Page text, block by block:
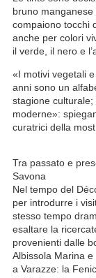
bruno
compaiono tocchi
anche per colori
il verde, il nero e
«I motivi vegetali
anni sono un
stagione
moderne»:
curatrici della
Tra passato e
Savona
Nel tempo del
per introdurre i
stesso tempo
esaltare la
provenienti dalle
Albissola Marina
a Varazze: la